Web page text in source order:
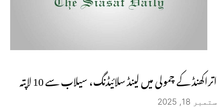
اتراکھنڈ کے چمولی میں لینڈ سلائیڈنگ، سیلاب سے 10 لاپتہ
ستمبر 18, 2025